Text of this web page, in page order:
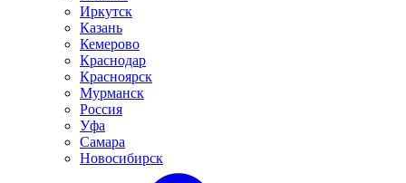
Иркутск
Казань
Кемерово
Краснодар
Красноярск
Мурманск
Россия
Уфа
Самара
Новосибирск